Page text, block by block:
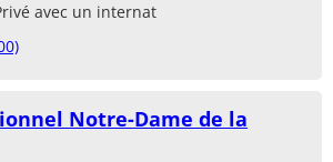
avec un internat
Notre-Dame de la